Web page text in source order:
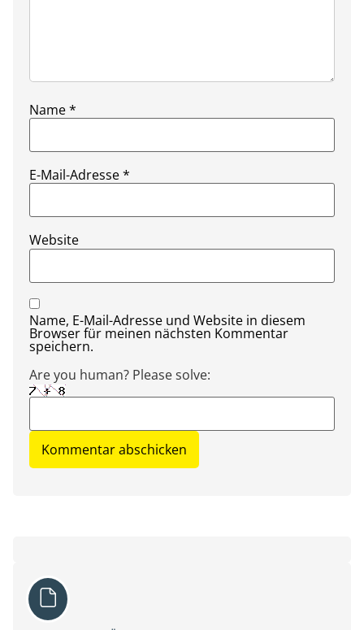
Name*
E-Mail-Adresse*
Website
Name, E-Mail-Adresse und Website in diesem
Browser für meinen nächsten Kommentar
speichern.
Are you human? Please solve: